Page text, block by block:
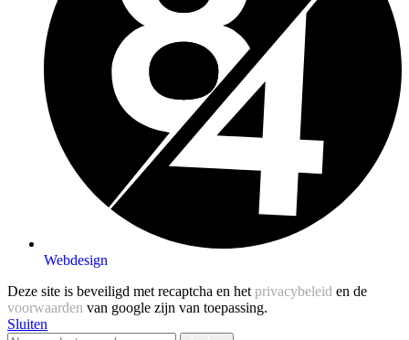
Webdesign
Deze site is beveiligd met recaptcha en het privacybeleid en de
voorwaarden van google zijn van toepassing.
Sluiten